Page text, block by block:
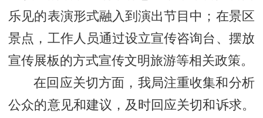
乐见的表演形式融入到演出节目中；在景区
景点，工作人员通过设立宣传咨询台、摆放
宣传展板的方式宣传文明旅游等相关政策。
在回应关切方面，我局注重收集和分析
公众的意见和建议，及时回应关切和诉求。